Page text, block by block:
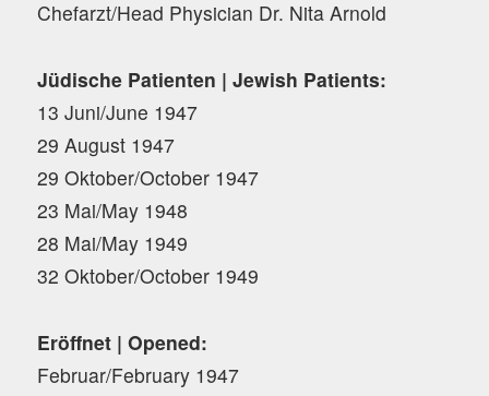
Chefarzt/Head Physician Dr. Nita Arnold
Jüdische Patienten | Jewish Patients:
13 Juni/June 1947
29 August 1947
29 Oktober/October 1947
23 Mai/May 1948
28 Mai/May 1949
32 Oktober/October 1949
Eröffnet | Opened:
Februar/February 1947